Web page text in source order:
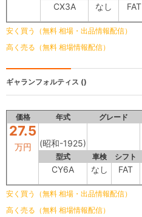
CX3A なし FAT
安く買う（無料 相場・出品情報配信）
高く売る（無料 相場情報配信）
ギャランフォルティス ()
価格 年式 グレード
27.5
万円 (昭和-1925)
型式 車検 シフト
CY6A なし FAT
安く買う（無料 相場・出品情報配信）
高く売る（無料 相場情報配信）